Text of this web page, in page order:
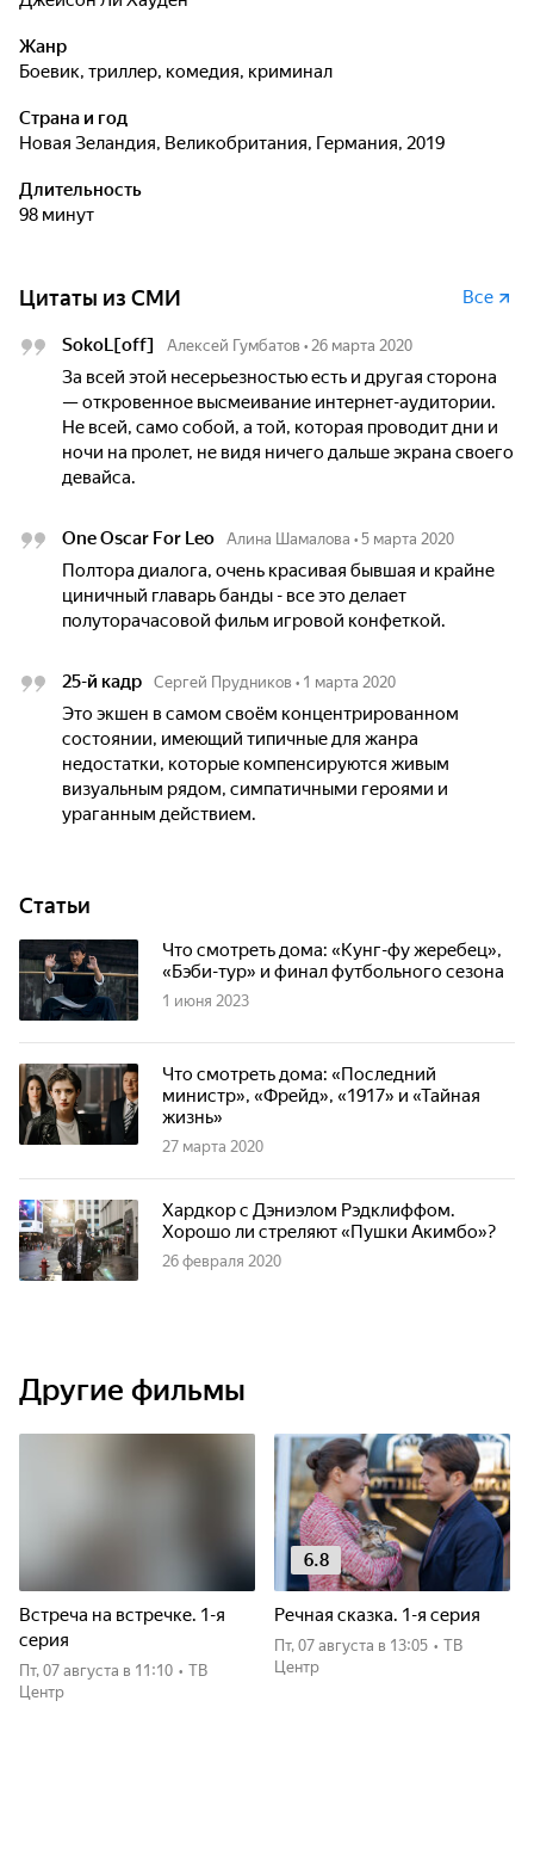
Жанр
боевик, триллер, комедия, криминал
Страна и год
Новая Зеландия, Великобритания, Германия, 2019
Длительность
98 минут
Цитаты из СМИ Все
SokoL[off] Алексей Гумбатов • 26 марта 2020
За всей этой несерьезностью есть и другая сторона
— откровенное высмеивание интернет-аудитории.
Не всей, само собой, а той, которая проводит дни и
ночи на пролет, не видя ничего дальше экрана своего
девайса.
One Oscar For Leo Алина Шамалова • 5 марта 2020
Полтора диалога, очень красивая бывшая и крайне
циничный главарь банды - все это делает
полуторачасовой фильм игровой конфеткой.
25-й кадр Сергей Прудников • 1 марта 2020
Это экшен в самом своём концентрированном
состоянии, имеющий типичные для жанра
недостатки, которые компенсируются живым
визуальным рядом, симпатичными героями и
ураганным действием.
Статьи
Что смотреть дома: «Кунг-фу жеребец»,
«Бэби-тур» и финал футбольного сезона
1 июня 2023
Что смотреть дома: «Последний
министр», «Фрейд», «1917» и «Тайная
жизнь»
27 марта 2020
Хардкор с Дэниэлом Рэдклиффом.
Хорошо ли стреляют «Пушки Акимбо»?
26 февраля 2020
Другие фильмы
Встреча на встречке. 1-я
серия
пт, 07 августа в 11:10 • ТВ
Центр
6.8
Речная сказка. 1-я серия
пт, 07 августа в 13:05 • ТВ
Центр